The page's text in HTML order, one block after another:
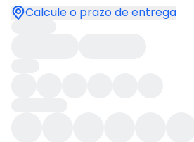
Calcule o prazo de entrega